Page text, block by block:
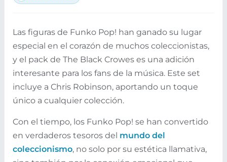
Las figuras de Funko Pop! han ganado su lugar
especial en el corazón de muchos coleccionistas,
y el pack de The Black Crowes es una adición
interesante para los fans de la música. Este set
incluye a Chris Robinson, aportando un toque
único a cualquier colección.
Con el tiempo, los Funko Pop! se han convertido
en verdaderos tesoros del mundo del
coleccionismo, no solo por su estética llamativa,